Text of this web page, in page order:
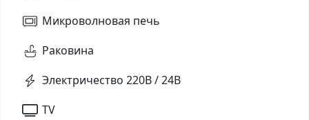
Микроволновая печь
Раковина
Электричество 220В / 24В
TV